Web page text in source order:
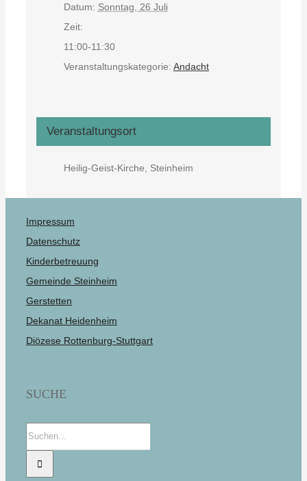
Datum: Sonntag, 26 Juli
Zeit:
11:00-11:30
Veranstaltungskategorie: Andacht
Veranstaltungsort
Heilig-Geist-Kirche, Steinheim
Impressum
Datenschutz
Kinderbetreuung
Gemeinde Steinheim
Gerstetten
Dekanat Heidenheim
Diözese Rottenburg-Stuttgart
SUCHE
Suche
nach: